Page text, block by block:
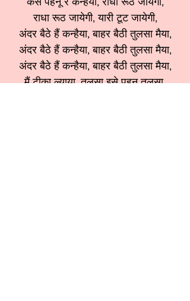
राधा रूठ जायेगी, यारी टूट जायेगी,
अंदर बैठे हैं कन्हैया, बाहर बैठी तुलसा मैया,
अंदर बैठे हैं कन्हैया, बाहर बैठी तुलसा मैया,
अंदर बैठे हैं कन्हैया, बाहर बैठी तुलसा मैया,
मैं टीका ल्याया, तुलसा इसे पहन तुलसा,